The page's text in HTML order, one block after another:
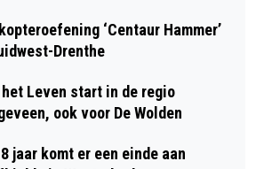
‘Centaur Hammer’
Drenthe
Leven start in de regio
ook voor De Wolden
jaar komt er een einde aan